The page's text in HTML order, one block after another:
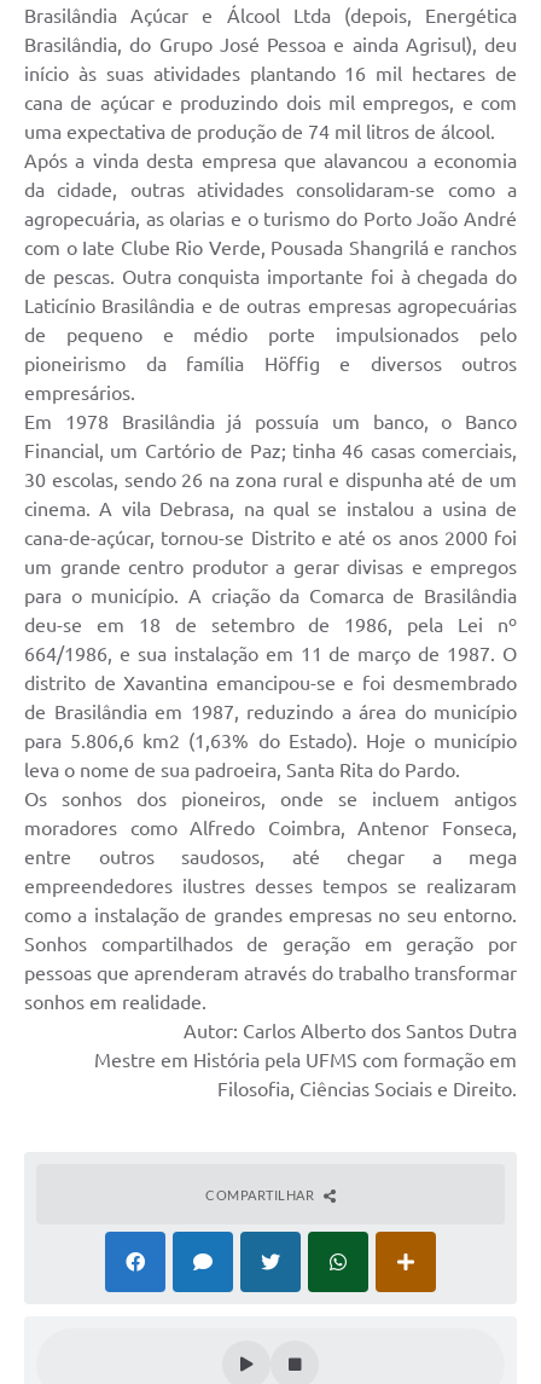
Brasilândia Açúcar e Álcool Ltda (depois, Energética
Brasilândia, do Grupo José Pessoa e ainda Agrisul), deu
início às suas atividades plantando 16 mil hectares de
cana de açúcar e produzindo dois mil empregos, e com
uma expectativa de produção de 74 mil litros de álcool.
Após a vinda desta empresa que alavancou a economia
da cidade, outras atividades consolidaram-se como a
agropecuária, as olarias e o turismo do Porto João André
com o Iate Clube Rio Verde, Pousada Shangrilá e ranchos
de pescas. Outra conquista importante foi à chegada do
Laticínio Brasilândia e de outras empresas agropecuárias
de pequeno e médio porte impulsionados pelo
pioneirismo da família Höffig e diversos outros
empresários.
Em 1978 Brasilândia já possuía um banco, o Banco
Financial, um Cartório de Paz; tinha 46 casas comerciais,
30 escolas, sendo 26 na zona rural e dispunha até de um
cinema. A vila Debrasa, na qual se instalou a usina de
cana-de-açúcar, tornou-se Distrito e até os anos 2000 foi
um grande centro produtor a gerar divisas e empregos
para o município. A criação da Comarca de Brasilândia
deu-se em 18 de setembro de 1986, pela Lei nº
664/1986, e sua instalação em 11 de março de 1987. O
distrito de Xavantina emancipou-se e foi desmembrado
de Brasilândia em 1987, reduzindo a área do município
para 5.806,6 km2 (1,63% do Estado). Hoje o município
leva o nome de sua padroeira, Santa Rita do Pardo.
Os sonhos dos pioneiros, onde se incluem antigos
moradores como Alfredo Coimbra, Antenor Fonseca,
entre outros saudosos, até chegar a mega
empreendedores ilustres desses tempos se realizaram
como a instalação de grandes empresas no seu entorno.
Sonhos compartilhados de geração em geração por
pessoas que aprenderam através do trabalho transformar
sonhos em realidade.
Autor: Carlos Alberto dos Santos Dutra
Mestre em História pela UFMS com formação em
Filosofia, Ciências Sociais e Direito.
COMPARTILHAR